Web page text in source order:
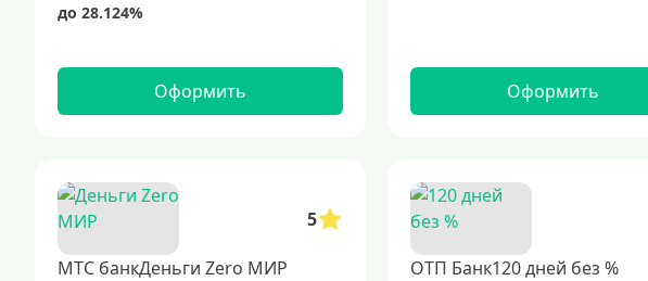
Оформить Оформить
5
МТС банкДеньги Zero МИР ОТП Банк120 дней без %